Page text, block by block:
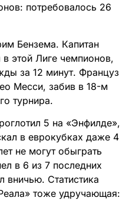
потребовалось 26
Бензема. Капитан
этой Лиге чемпионов,
за 12 минут. Француз
Месси, забив в 18-м
турнира.
5 на «Энфилде»,
в еврокубках даже 4
не могут обыграть
в 6 из 7 последних
вничью. Статистика
тоже удручающая: